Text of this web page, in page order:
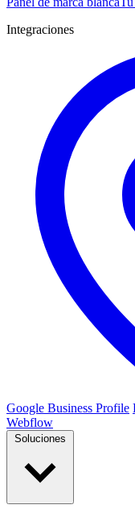
Integraciones
Google Business Profile
Webflow